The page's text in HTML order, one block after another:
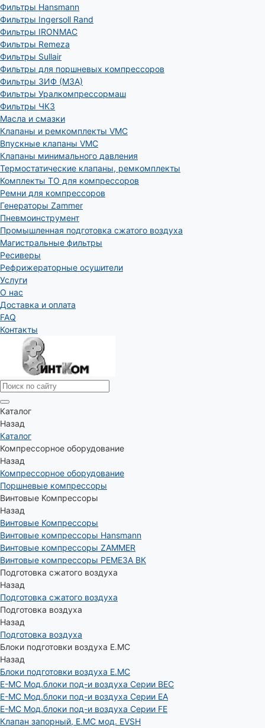
Фильтры Hansmann
Фильтры Ingersoll Rand
Фильтры IRONMAC
Фильтры Remeza
Фильтры Sullair
Фильтры для поршневых компрессоров
Фильтры ЗИФ (МЗА)
Фильтры Уралкомпрессормаш
Фильтры ЧКЗ
Масла и смазки
Клапаны и ремкомплекты VMC
Впускные клапаны VMC
Клапаны минимального давления
Термостатические клапаны, ремкомплекты
Комплекты ТО для компрессоров
Ремни для компрессоров
Генераторы Zammer
Пневмоинструмент
Промышленная подготовка сжатого воздуха
Магистральные фильтры
Ресиверы
Рефрижераторные осушители
Услуги
О нас
Доставка и оплата
FAQ
Контакты
Каталог
Назад
Каталог
Компрессорное оборудование
Назад
Компрессорное оборудование
Поршневые компрессоры
Винтовые Компрессоры
Назад
Винтовые Компрессоры
Винтовые компрессоры Hansmann
Винтовые компрессоры ZAMMER
Винтовые компрессоры РЕМЕЗА ВК
Подготовка сжатого воздуха
Назад
Подготовка сжатого воздуха
Подготовка воздуха
Назад
Подготовка воздуха
Блоки подготовки воздуха E.MC
Назад
Блоки подготовки воздуха E.MC
E-MC Мод.блоки под-и воздуха Серии BEC
E-MC Мод.блоки под-и воздуха Серии EA
E-MC Мод.блоки под-и воздуха Серии FE
Клапан запорный, E.MC мод. EVSH